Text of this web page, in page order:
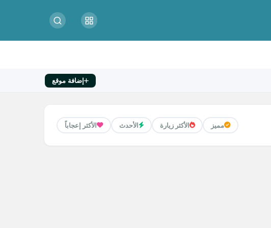
إضافة موقع
مميز الأكثر زيارة الأحدث الأكثر إعجاباً